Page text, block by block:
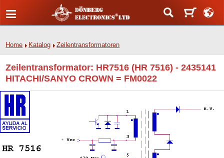
Home Katalog Zeilentransformatoren
Zeilentransformator: HR7516 (HR 7516) - 2435141
HITACHI/SANYO CROWN = FM0022